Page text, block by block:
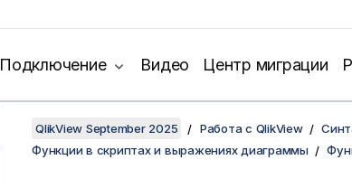
Подключение Видео Центр миграции
QlikView September 2025 Работа с QlikView
Функции в скриптах и выражениях диаграммы